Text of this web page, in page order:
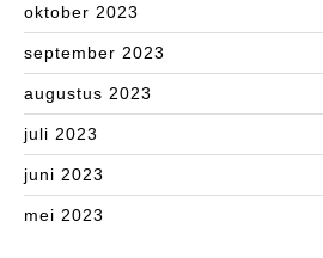
oktober 2023
september 2023
augustus 2023
juli 2023
juni 2023
mei 2023